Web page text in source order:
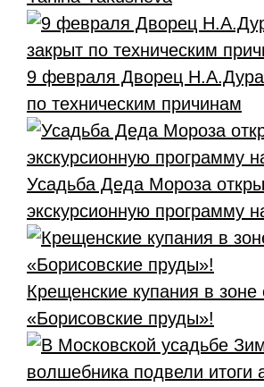
9 февраля Дворец
по техническим причинам
Усадьба Деда Мороза
экскурсионную программу
Крещенские купания в зоне
«Борисовские пруды»!